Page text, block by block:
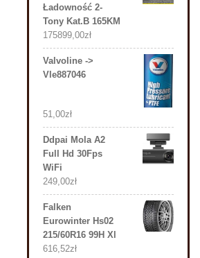
Ładowność 2-
Tony Kat.B 165KM
175899,00zł
Valvoline ->
Vle887046
51,00zł
Ddpai Mola A2
Full Hd 30Fps
WiFi
249,00zł
Falken
Eurowinter Hs02
215/60R16 99H Xl
616,52zł